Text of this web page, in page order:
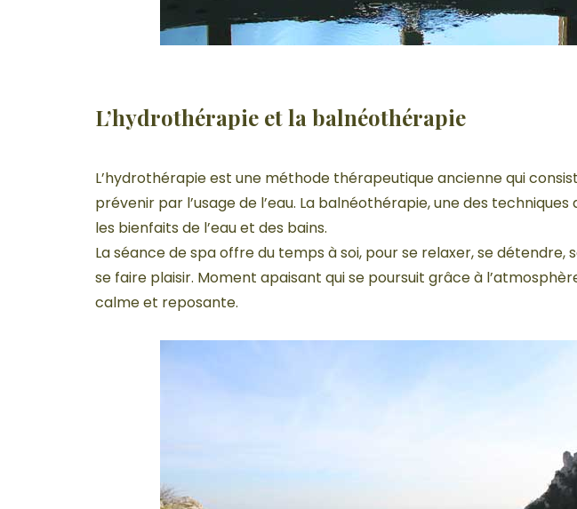
L’hydrothérapie et la balnéothérapie
L’hydrothérapie est une méthode thérapeutique ancienne qui
prévenir par l’usage de l’eau. La balnéothérapie, une des
les bienfaits de l’eau et des bains.
La séance de spa offre du temps à soi, pour se relaxer, se détendre,
se faire plaisir. Moment apaisant qui se poursuit grâce à
calme et reposante.